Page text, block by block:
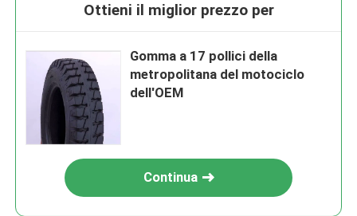
Ottieni il miglior prezzo per
Gomma a 17 pollici della
metropolitana del motociclo
dell'OEM
Continua